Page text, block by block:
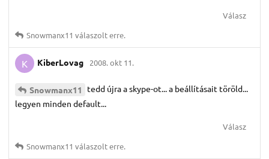
Válasz
Snowmanx11 válaszolt erre.
K KiberLovag 2008. okt 11.
Snowmanx11
tedd újra a skype-ot... a beállításait töröld...
legyen minden default...
Válasz
Snowmanx11 válaszolt erre.